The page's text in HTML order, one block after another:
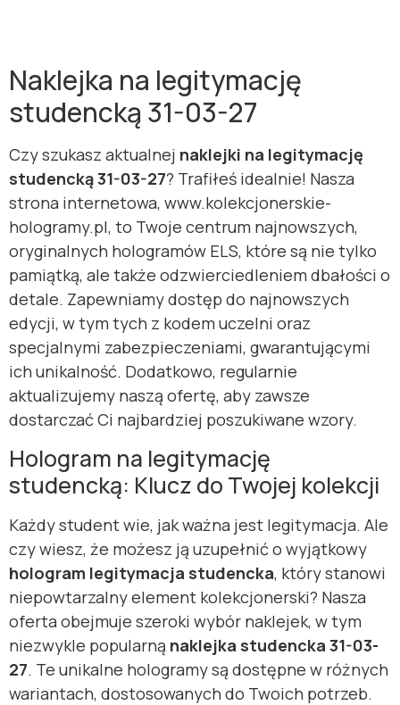
Naklejka na legitymację
studencką 31-03-27
Czy szukasz aktualnej naklejki na legitymację
studencką 31-03-27? Trafiłeś idealnie! Nasza
strona internetowa, www.kolekcjonerskie-
hologramy.pl, to Twoje centrum najnowszych,
oryginalnych hologramów ELS, które są nie tylko
pamiątką, ale także odzwierciedleniem dbałości o
detale. Zapewniamy dostęp do najnowszych
edycji, w tym tych z kodem uczelni oraz
specjalnymi zabezpieczeniami, gwarantującymi
ich unikalność. Dodatkowo, regularnie
aktualizujemy naszą ofertę, aby zawsze
dostarczać Ci najbardziej poszukiwane wzory.
Hologram na legitymację
studencką: Klucz do Twojej kolekcji
Każdy student wie, jak ważna jest legitymacja. Ale
czy wiesz, że możesz ją uzupełnić o wyjątkowy
hologram legitymacja studencka, który stanowi
niepowtarzalny element kolekcjonerski? Nasza
oferta obejmuje szeroki wybór naklejek, w tym
niezwykle popularną naklejka studencka 31-03-
27. Te unikalne hologramy są dostępne w różnych
wariantach, dostosowanych do Twoich potrzeb.